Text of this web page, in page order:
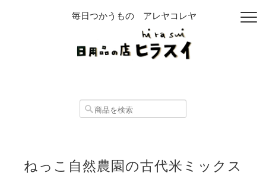
毎日つかうもの アレヤコレヤ
ねっこ自然農園の古代米ミックス